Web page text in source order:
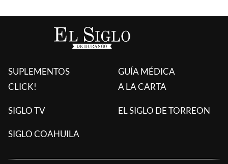
SUPLEMENTOS
CLICK!
GUÍA MÉDICA
A LA CARTA
SIGLO TV EL SIGLO DE TORREON
SIGLO COAHUILA